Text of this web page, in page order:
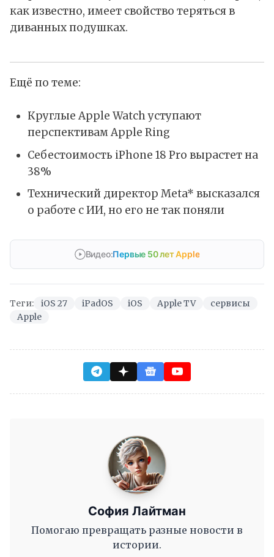
как известно, имеет свойство теряться в
диванных подушках.
Ещё по теме:
Круглые Apple Watch уступают
перспективам Apple Ring
Себестоимость iPhone 18 Pro вырастет на
38%
Технический директор Meta* высказался
о работе с ИИ, но его не так поняли
Видео:Первые 50 лет Apple
Теги: iOS 27 iPadOS iOS Apple TV
сервисы
Apple
София Лайтман
Помогаю превращать разные новости в
истории.